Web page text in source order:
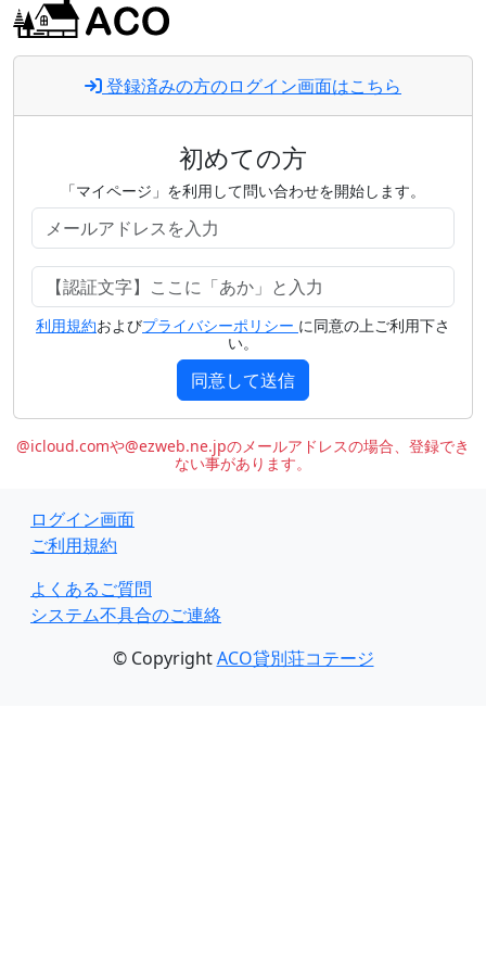
登録済みの方のログイン画面はこちら
初めての方
「マイページ」を利用して問い合わせを開始します。
利用規約およびプライバシーポリシー に同意の上ご利用下さ
い。
同意して送信
@icloud.comや@ezweb.ne.jpのメールアドレスの場合、登録でき
ない事があります。
ログイン画面
ご利用規約
よくあるご質問
システム不具合のご連絡
© CopyrightACO貸別荘コテージ